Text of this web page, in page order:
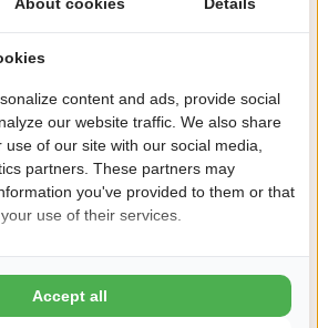
Sie 24 Stunden Zeit, kostenlos
Sie mit 't Noorder
About cookies Details
content and ads, provide social
our website traffic. We also share
of our site with our social media,
partners. These partners may
you've provided to them or that
use of their services.
Accept all